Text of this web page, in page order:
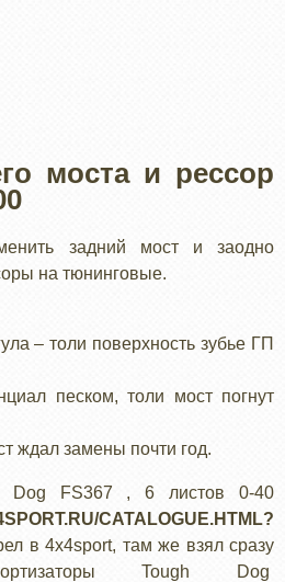
моста и рессор
задний мост и заодно
на тюнинговые.
– толи поверхность зубье ГП
песком, толи мост погнут
ждал замены почти год.
Dog FS367 , 6 листов 0-40
CATALOGUE.HTML?
в 4x4sport, там же взял сразу
Tough Dog